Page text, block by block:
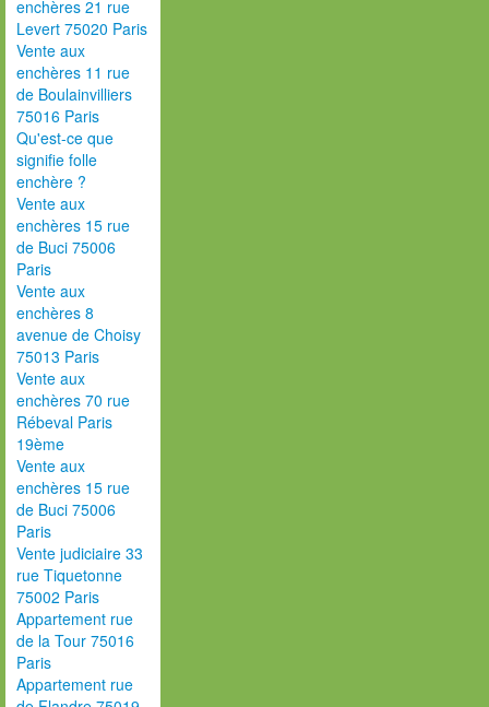
enchères 21 rue
Levert 75020 Paris
Vente aux
enchères 11 rue
de Boulainvilliers
75016 Paris
Qu'est-ce que
signifie folle
enchère ?
Vente aux
enchères 15 rue
de Buci 75006
Paris
Vente aux
enchères 8
avenue de Choisy
75013 Paris
Vente aux
enchères 70 rue
Rébeval Paris
19ème
Vente aux
enchères 15 rue
de Buci 75006
Paris
Vente judiciaire 33
rue Tiquetonne
75002 Paris
Appartement rue
de la Tour 75016
Paris
Appartement rue